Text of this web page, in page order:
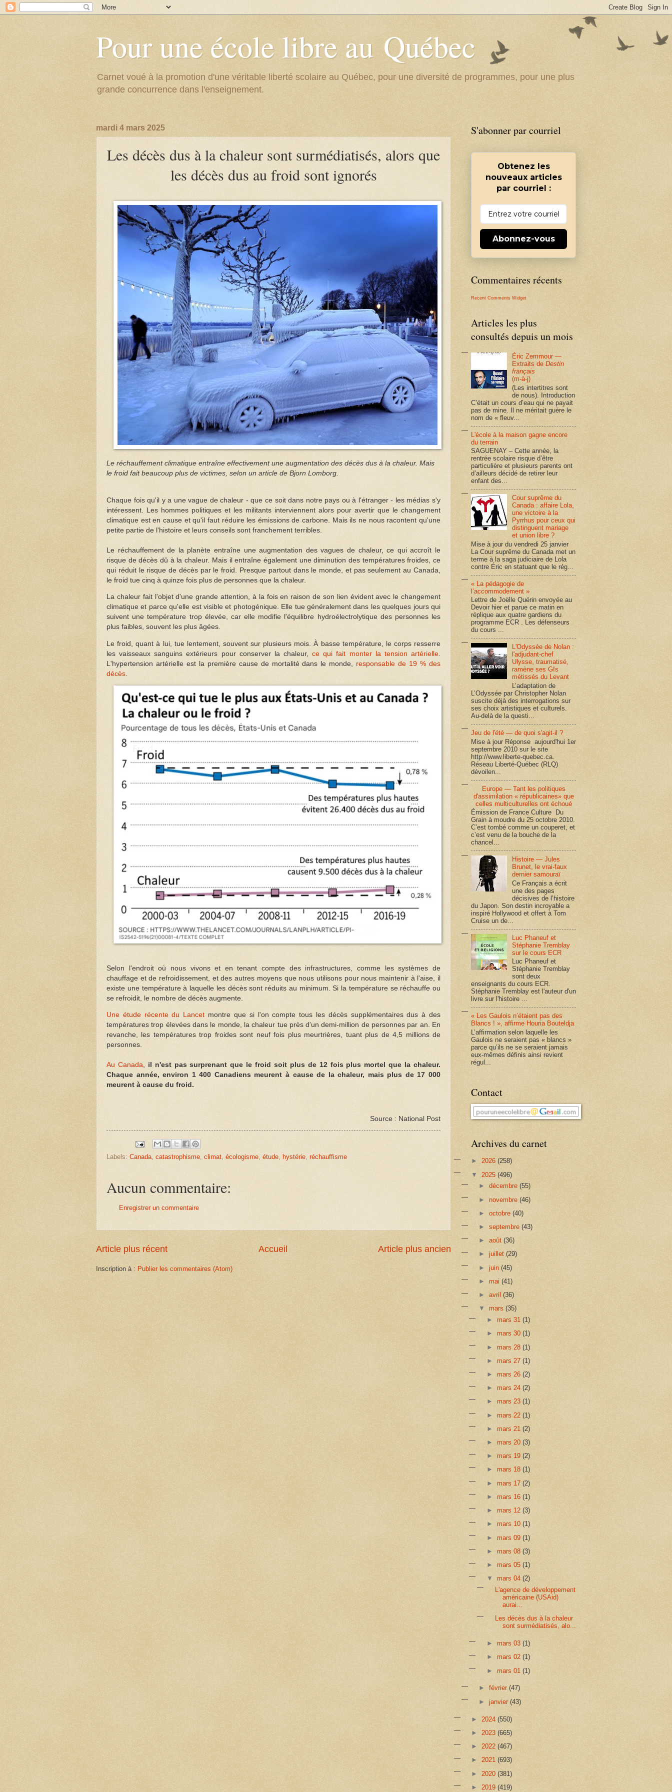
Pour une école libre au Québec
Carnet voué à la promotion d'une véritable liberté scolaire au Québec, pour une diversité de programmes, pour une plus
grande concurrence dans l'enseignement.
mardi 4 mars 2025
Les décès dus à la chaleur sont surmédiatisés, alors que
les décès dus au froid sont ignorés
Le réchauffement climatique entraîne effectivement une augmentation des décès dus à la chaleur. Mais
le froid fait beaucoup plus de victimes, selon un article de Bjorn Lomborg.
Chaque fois qu'il y a une vague de chaleur - que ce soit dans notre pays ou à l'étranger - les médias s'y
intéressent. Les hommes politiques et les militants interviennent alors pour avertir que le changement
climatique est en cause et qu'il faut réduire les émissions de carbone. Mais ils ne nous racontent qu'une
petite partie de l'histoire et leurs conseils sont franchement terribles.
Le réchauffement de la planète entraîne une augmentation des vagues de chaleur, ce qui accroît le
risque de décès dû à la chaleur. Mais il entraîne également une diminution des températures froides, ce
qui réduit le risque de décès par le froid. Presque partout dans le monde, et pas seulement au Canada,
le froid tue cinq à quinze fois plus de personnes que la chaleur.
La chaleur fait l'objet d'une grande attention, à la fois en raison de son lien évident avec le changement
climatique et parce qu'elle est visible et photogénique. Elle tue généralement dans les quelques jours qui
suivent une température trop élevée, car elle modifie l'équilibre hydroélectrolytique des personnes les
plus faibles, souvent les plus âgées.
Le froid, quant à lui, tue lentement, souvent sur plusieurs mois. À basse température, le corps resserre
les vaisseaux sanguins extérieurs pour conserver la chaleur,ce qui fait monter la tension artérielle
L'hypertension artérielle est la première cause de mortalité dans le monde, responsable de 19 % des
décès
Selon l'endroit où nous vivons et en tenant compte des infrastructures, comme les systèmes de
chauffage et de refroidissement, et des autres moyens que nous utilisons pour nous maintenir à l'aise, il
existe une température à laquelle les décès sont réduits au minimum. Si la température se réchauffe ou
se refroidit, le nombre de décès augmente.
Une étude récente du Lancet montre que si l'on compte tous les décès supplémentaires dus à des
températures trop élevées dans le monde, la chaleur tue près d'un demi-million de personnes par an. En
revanche, les températures trop froides sont neuf fois plus meurtrières, tuant plus de 4,5 millions de
personnes.
Au Canada, il n'est pas surprenant que le froid soit plus de 12 fois plus mortel que la chaleur.
Chaque année, environ 1 400 Canadiens meurent à cause de la chaleur, mais plus de 17 000
meurent à cause du froid.
Source : National Post
Labels: Canada, catastrophisme, climat, écologisme, étude, hystérie, réchauffisme
Aucun commentaire:
Enregistrer un commentaire
Article plus récent Article plus ancien
Accueil
Inscription à : Publier les commentaires (Atom)
S'abonner par courriel
Obtenez les
nouveaux articles
par courriel :
Abonnez-vous
Commentaires récents
Recent Comments Widget
Articles les plus
consultés depuis un mois
Éric Zemmour —
Extraits deDestin
français
(m-à-j)
(Les intertitres sont
de nous). Introduction
C’était un cours d’eau qui ne payait
pas de mine. Il ne méritait guère le
nom de « fleuv...
L'école à la maison gagne encore
du terrain
SAGUENAY – Cette année, la
rentrée scolaire risque d’être
particulière et plusieurs parents ont
d’ailleurs décidé de retirer leur
enfant des...
Cour suprême du
Canada : affaire Lola,
une victoire à la
Pyrrhus pour ceux qui
distinguent mariage
et union libre ?
Mise à jour du vendredi 25 janvier
La Cour suprême du Canada met un
terme à la saga judiciaire de Lola
contre Éric en statuant que le rég...
« La pédagogie de
l’accommodement »
Lettre de Joëlle Quérin envoyée au
Devoir hier et parue ce matin en
réplique aux quatre gardiens du
programme ECR . Les défenseurs
du cours ...
L'Odyssée de Nolan :
l'adjudant-chef
Ulysse, traumatisé,
ramène ses GIs
métissés du Levant
L’adaptation de
L’Odyssée par Christopher Nolan
suscite déjà des interrogations sur
ses choix artistiques et culturels.
Au-delà de la questi...
Jeu de l'été — de quoi s'agit-il ?
Mise à jour Réponse aujourd'hui 1er
septembre 2010 sur le site
http://www.liberte-quebec.ca.
Réseau Liberté-Québec (RLQ)
dévoilen...
Europe — Tant les politiques
d'assimilation « républicaines» que
celles multiculturelles ont échoué
Émission de France Culture Du
Grain à moudre du 25 octobre 2010.
C’est tombé comme un couperet, et
c’est venu de la bouche de la
chancel...
Histoire — Jules
Brunet, le vrai-faux
dernier samouraï
Ce Français a écrit
une des pages
décisives de l’histoire
du Japon. Son destin incroyable a
inspiré Hollywood et offert à Tom
Cruise un de...
Luc Phaneuf et
Stéphanie Tremblay
sur le cours ECR
Luc Phaneuf et
Stéphanie Tremblay
sont deux
enseignants du cours ECR.
Stéphanie Tremblay est l'auteur d'un
livre sur l'histoire ...
« Les Gaulois n’étaient pas des
Blancs ! », affirme Houria Bouteldja
L’affirmation selon laquelle les
Gaulois ne seraient pas « blancs »
parce qu’ils ne se seraient jamais
eux-mêmes définis ainsi revient
régul...
Contact
Archives du carnet
► 2026 (258)
▼ 2025 (496)
►décembre(55)
► novembre(46)
►octobre(40)
►septembre(43)
►août(36)
►juillet(29)
►juin(45)
►mai(41)
►avril(36)
▼mars(35)
► mars 31 (1)
► mars 30 (1)
► mars 28 (1)
► mars 27 (1)
► mars 26 (2)
► mars 24 (2)
► mars 23 (1)
► mars 22 (1)
► mars 21 (2)
► mars 20 (3)
► mars 19 (2)
► mars 18 (1)
► mars 17 (2)
► mars 16 (1)
► mars 12 (3)
► mars 10 (1)
► mars 09 (1)
► mars 08 (3)
► mars 05 (1)
▼ mars 04 (2)
L'agence de développement
américaine (USAid)
aurai...
Les décès dus à la chaleur
sont surmédiatisés, alo...
► mars 03 (1)
► mars 02 (1)
► mars 01 (1)
►février(47)
►janvier(43)
► 2024 (550)
► 2023 (665)
► 2022 (467)
► 2021 (693)
► 2020 (381)
► 2019 (419)